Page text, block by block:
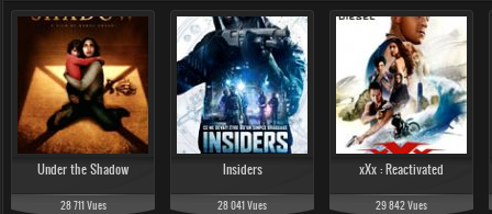
Under the Shadow
28 711 Vues
Insiders
28 041 Vues
xXx : Reactivated
29 842 Vues